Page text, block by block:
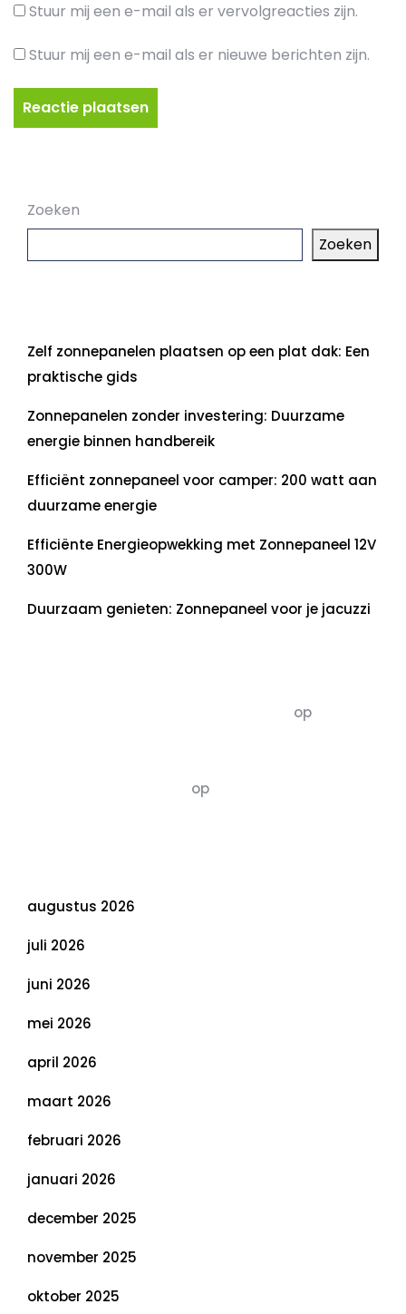
Stuur mij een e-mail als er vervolgreacties zijn.
Stuur mij een e-mail als er nieuwe berichten zijn.
Zoeken
Zoeken
Zelf zonnepanelen plaatsen op een plat dak: Een
praktische gids
Zonnepanelen zonder investering: Duurzame
energie binnen handbereik
Efficiënt zonnepaneel voor camper: 200 watt aan
duurzame energie
Efficiënte Energieopwekking met Zonnepaneel 12V
300W
Duurzaam genieten: Zonnepaneel voor je jacuzzi
op
op
augustus 2026
juli 2026
juni 2026
mei 2026
april 2026
maart 2026
februari 2026
januari 2026
december 2025
november 2025
oktober 2025